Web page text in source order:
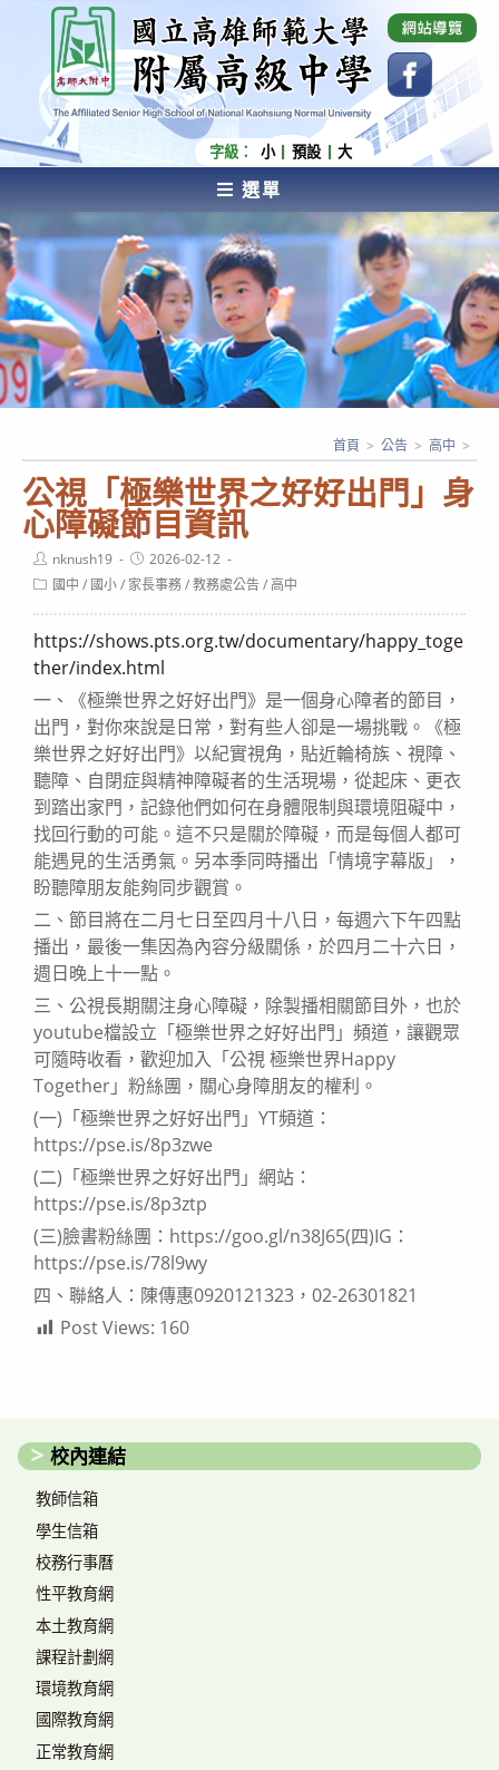
內
容
國立高雄師範大學附屬高級中學 Affiliated Senior
High School of National Kaohsiung Normal
University
字級： 小 預設 大
選單
AFFILIATED SENIOR HIGH SCHOOL OF NATIONAL
KAOHSIUNG NORMAL UNIVERSITY
公視「極樂世界之好好出門」身
心障礙節目資訊
首頁 > 公告 > 高中 >
Post
author:
nknush19
Post
published:
2026-02-12
Post國中 / 國小/ 家長事務/教務處公告/高中
https://shows.pts.org.tw/documentary/happy_toge
ther/index.html
一、《極樂世界之好好出門》是一個身心障者的節目，
出門，對你來說是日常，對有些人卻是一場挑戰。《極
樂世界之好好出門》以紀實視角，貼近輪椅族、視障、
聽障、自閉症與精神障礙者的生活現場，從起床、更衣
到踏出家門，記錄他們如何在身體限制與環境阻礙中，
找回行動的可能。這不只是關於障礙，而是每個人都可
能遇見的生活勇氣。另本季同時播出「情境字幕版」，
盼聽障朋友能夠同步觀賞。
二、節目將在二月七日至四月十八日，每週六下午四點
播出，最後一集因為內容分級關係，於四月二十六日，
週日晚上十一點。
三、公視長期關注身心障礙，除製播相關節目外，也於
youtube檔設立「極樂世界之好好出門」頻道，讓觀眾
可隨時收看，歡迎加入「公視 極樂世界Happy
Together」粉絲團，關心身障朋友的權利。
(一)「極樂世界之好好出門」YT頻道：
https://pse.is/8p3zwe
(二)「極樂世界之好好出門」網站：
https://pse.is/8p3ztp
(三)臉書粉絲團：https://goo.gl/n38J65(四)IG：
https://pse.is/78l9wy
四、聯絡人：陳傳惠0920121323，02-26301821
Post Views: 160
校內連結
教師信箱
學生信箱
校務行事曆
性平教育網
本土教育網
課程計劃網
環境教育網
國際教育網
正常教育網